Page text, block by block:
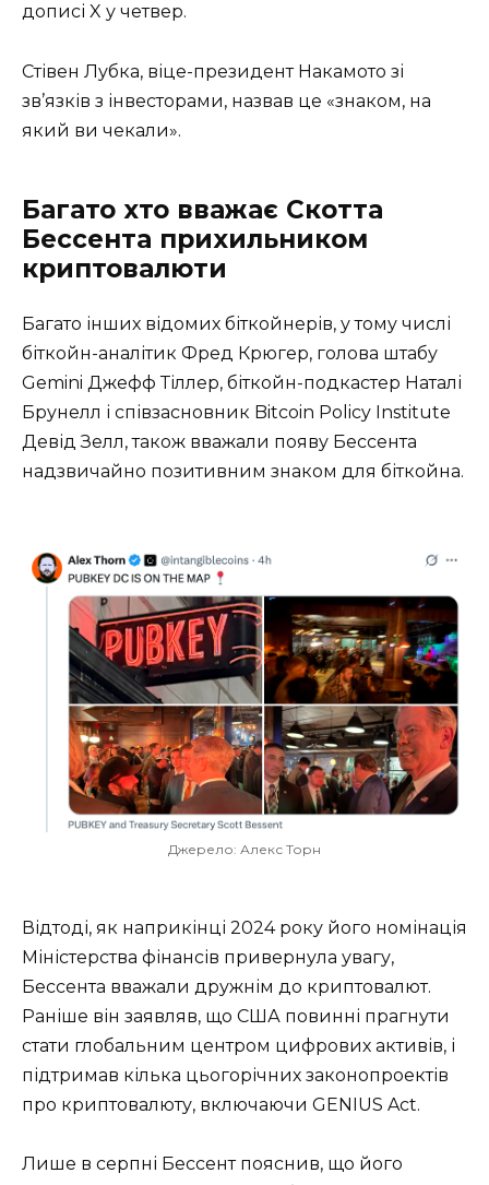
дописі X у четвер.
Стівен Лубка, віце-президент Накамото зі
зв’язків з інвесторами, назвав це «знаком, на
який ви чекали».
Багато хто вважає Скотта
Бессента прихильником
криптовалюти
Багато інших відомих біткойнерів, у тому числі
біткойн-аналітик Фред Крюгер, голова штабу
Gemini Джефф Тіллер, біткойн-подкастер Наталі
Брунелл і співзасновник Bitcoin Policy Institute
Девід Зелл, також вважали появу Бессента
надзвичайно позитивним знаком для біткойна.
Джерело: Алекс Торн
Відтоді, як наприкінці 2024 року його номінація
Міністерства фінансів привернула увагу,
Бессента вважали дружнім до криптовалют.
Раніше він заявляв, що США повинні прагнути
стати глобальним центром цифрових активів, і
підтримав кілька цьогорічних законопроектів
про криптовалюту, включаючи GENIUS Act.
Лише в серпні Бессент пояснив, що його